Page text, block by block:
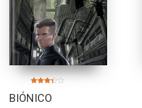
en
3.25
BIÓNICO